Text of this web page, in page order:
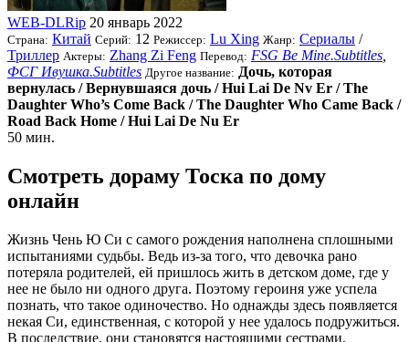
WEB-DLRip 20 январь 2022
Страна: Китай Серий: 12 Режиссер: Lu Xing Жанр: Сериалы /
Триллер Актеры: Zhang Zi Feng Перевод: FSG Be Mine.Subtitles
ФСГ Ивушка.Subtitles Другое название: Дочь, которая
вернулась / Вернувшаяся дочь / Hui Lai De Nv Er / The
Daughter Who’s Come Back / The Daughter Who Came Back /
Road Back Home / Hui Lai De Nu Er
50 мин.
Смотреть дораму Тоска по дому
онлайн
Жизнь Чень Ю Си с самого рождения наполнена сплошными
испытаниями судьбы. Ведь из-за того, что девочка рано
потеряла родителей, ей пришлось жить в детском доме, где у
нее не было ни одного друга. Поэтому героиня уже успела
познать, что такое одиночество. Но однажды здесь появляется
некая Си, единственная, с которой у нее удалось подружиться.
В последствие, они становятся настоящими сестрами,